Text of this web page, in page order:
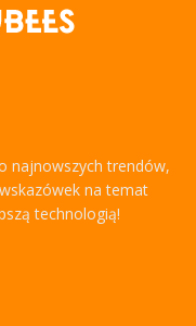
najnowszych trendów,
na temat
technologią!